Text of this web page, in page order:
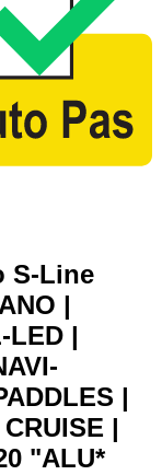
S-Line
|
LED |
|
|
"ALU*